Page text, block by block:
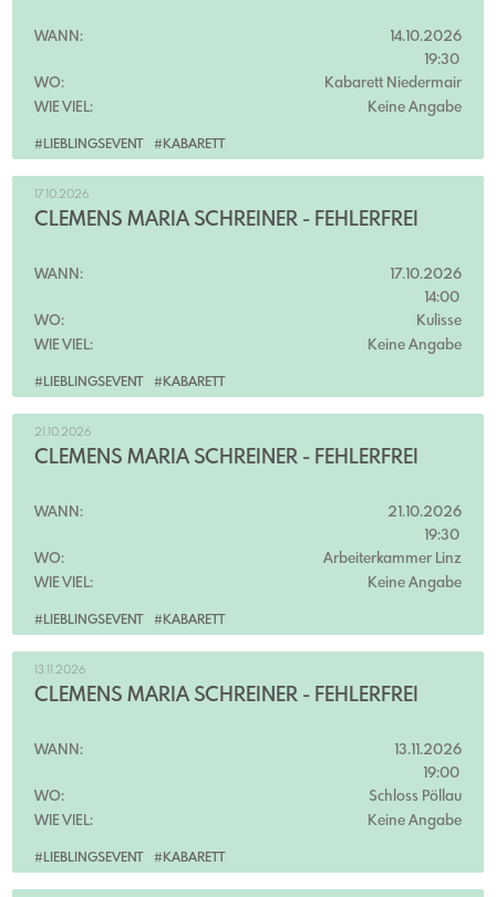
#LIEBLINGSEVENT #KABARETT
WANN:
14.10.2026
19:30
WO:
Kabarett Niedermair
WIE VIEL:
Keine Angabe
#LIEBLINGSEVENT #KABARETT
17.10.2026
CLEMENS MARIA SCHREINER - FEHLERFREI
WANN:
17.10.2026
14:00
WO:
Kulisse
WIE VIEL:
Keine Angabe
#LIEBLINGSEVENT #KABARETT
21.10.2026
CLEMENS MARIA SCHREINER - FEHLERFREI
WANN:
21.10.2026
19:30
WO:
Arbeiterkammer Linz
WIE VIEL:
Keine Angabe
#LIEBLINGSEVENT #KABARETT
13.11.2026
CLEMENS MARIA SCHREINER - FEHLERFREI
WANN:
13.11.2026
19:00
WO:
Schloss Pöllau
WIE VIEL:
Keine Angabe